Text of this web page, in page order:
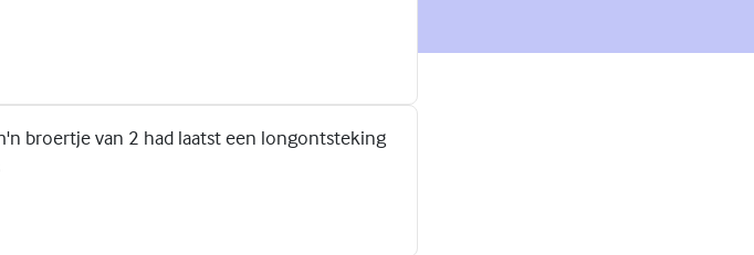
broertje van 2 had laatst een longontsteking